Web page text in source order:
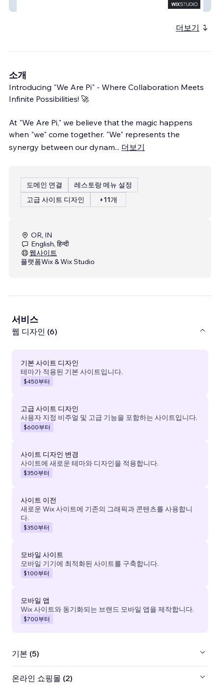
더보기
소개
Introducing "We Are Pi" - Where Collaboration Meets
Infinite Possibilities! 🚀
At "We Are Pi," we believe that the magic happens
when "we" come together. "We" represents the
synergy between our dynam... 더보기
도메인 연결
레스토랑 메뉴 설정
고급 사이트 디자인
+11개
OR, IN
English, हिन्दी
웹사이트
플랫폼Wix & Wix Studio
서비스
웹 디자인 (6)
기본 사이트 디자인
테마가 적용된 기본 사이트입니다.
$450부터
고급 사이트 디자인
사용자 지정 비주얼 및 고급 기능을 포함하는 사이트입니다.
$600부터
사이트 디자인 변경
사이트에 새로운 테마와 디자인을 적용합니다.
$350부터
사이트 이전
새로운 Wix 사이트에 기존의 그래픽과 콘텐츠를 사용합니
다.
$350부터
모바일 사이트
모바일 기기에 최적화된 사이트를 구축합니다.
$100부터
모바일 앱
Wix 사이트와 동기화되는 브랜드 모바일 앱을 제작합니다.
$700부터
기본 (5)
온라인 쇼핑몰 (2)